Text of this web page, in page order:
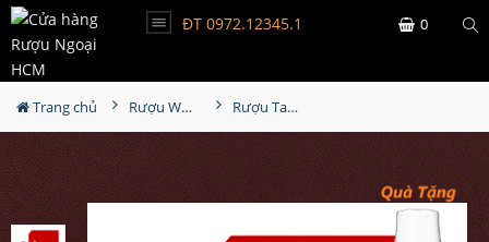
ĐT 0972.12345.1 0
Trang chủ Rượu Whisky Rượu Tamnavulin Red Wine Cask Edition Hộp Quà 2026